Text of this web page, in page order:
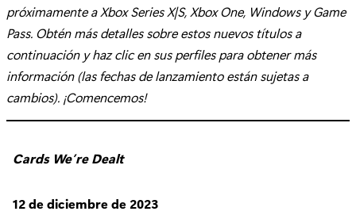
próximamente a Xbox Series X|S, Xbox One, Windows y Game
Pass. Obtén más detalles sobre estos nuevos títulos a
continuación y haz clic en sus perfiles para obtener más
información (las fechas de lanzamiento están sujetas a
cambios). ¡Comencemos!
Cards We’re Dealt
12 de diciembre de 2023